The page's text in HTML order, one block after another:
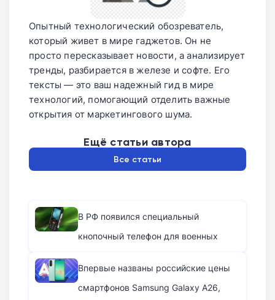
Опытный технологический обозреватель,
который живет в мире гаджетов. Он не
просто пересказывает новости, а анализирует
тренды, разбирается в железе и софте. Его
тексты — это ваш надежный гид в мире
технологий, помогающий отделить важные
открытия от маркетингового шума.
Ещё статьи автора
Все статьи
В РФ появился специальный
кнопочный телефон для военных
Впервые названы российские цены
смартфонов Samsung Galaxy A26,